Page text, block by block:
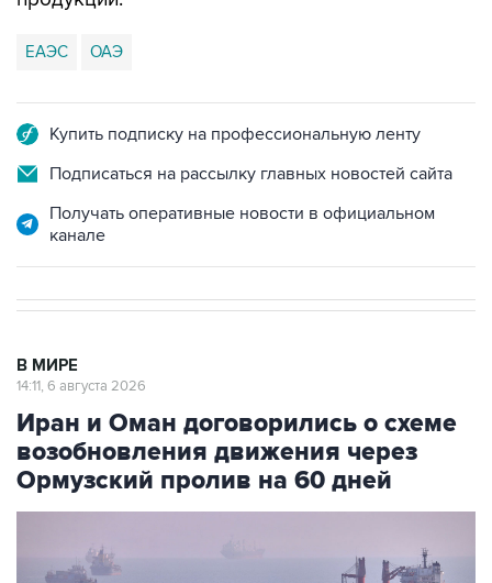
ЕАЭС ОАЭ
Купить подписку на профессиональную ленту
Подписаться на рассылку главных новостей сайта
Получать оперативные новости в официальном
канале
В МИРЕ
14:11, 6 августа 2026
Иран и Оман договорились о схеме
возобновления движения через
Ормузский пролив на 60 дней